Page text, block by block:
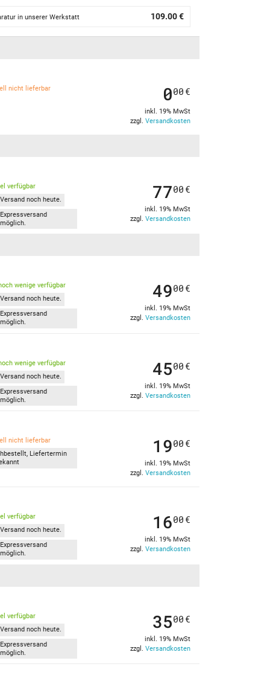
in unserer Werkstatt 109.00 €
nicht lieferbar 000 €
inkl. 19% MwSt
zzgl. Versandkosten
verfügbar
Versand noch heute.
Expressversand
möglich.
7700 €
inkl. 19% MwSt
zzgl. Versandkosten
wenige verfügbar
Versand noch heute.
Expressversand
möglich.
4900 €
inkl. 19% MwSt
zzgl. Versandkosten
wenige verfügbar
Versand noch heute.
Expressversand
möglich.
4500 €
inkl. 19% MwSt
zzgl. Versandkosten
nicht lieferbar
Liefertermin
1900 €
inkl. 19% MwSt
zzgl. Versandkosten
verfügbar
Versand noch heute.
Expressversand
möglich.
1600 €
inkl. 19% MwSt
zzgl. Versandkosten
verfügbar
Versand noch heute.
Expressversand
möglich.
3500 €
inkl. 19% MwSt
zzgl. Versandkosten